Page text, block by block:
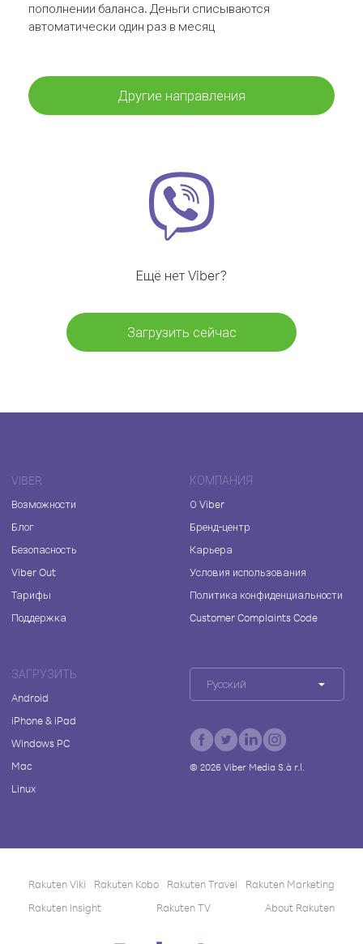
пополнении баланса. Деньги списываются
автоматически один раз в месяц
Другие направления
Ещё нет Viber?
Загрузить сейчас
VIBER
Возможности
Блог
Безопасность
Viber Out
Тарифы
Поддержка
КОМПАНИЯ
О Viber
Бренд-центр
Карьера
Условия использования
Политика конфиденциальности
Customer Complaints Code
ЗАГРУЗИТЬ
Android
iPhone & iPad
Windows PC
Mac
Linux
Русский
© 2026Viber Media S.à r.l.
Rakuten Viki Rakuten Kobo Rakuten Travel
Rakuten Marketing
Rakuten Insight
Rakuten TV About Rakuten